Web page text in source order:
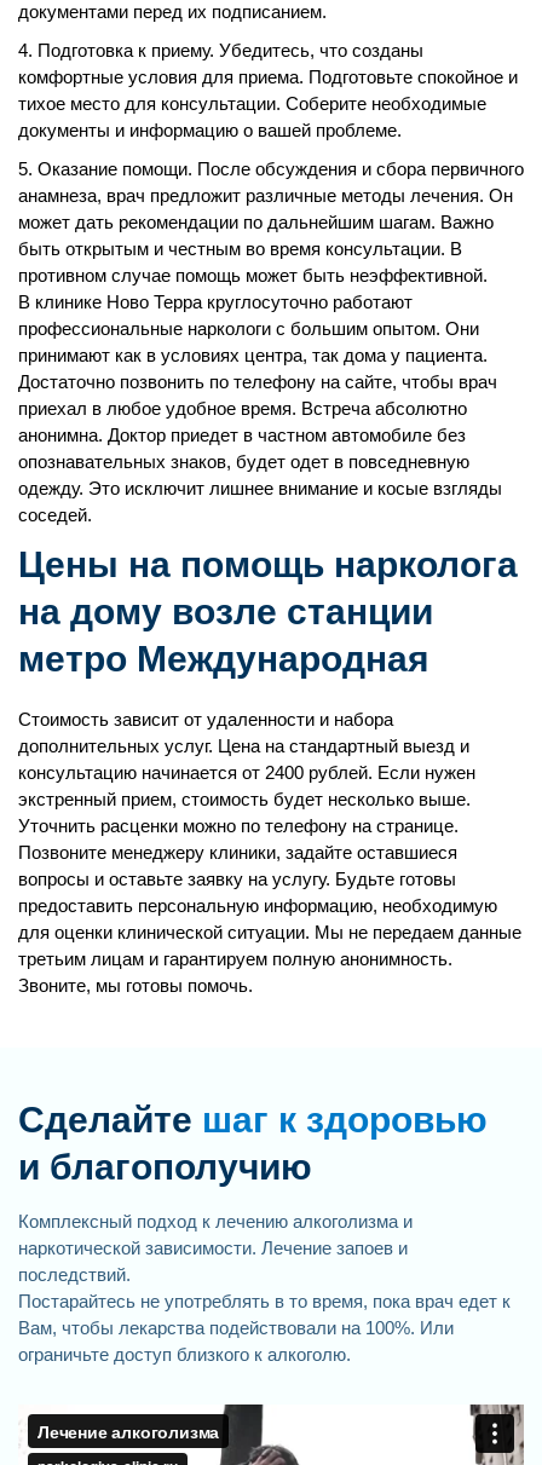
документами перед их подписанием.
Подготовка к приему. Убедитесь, что созданы
комфортные условия для приема. Подготовьте спокойное и
тихое место для консультации. Соберите необходимые
документы и информацию о вашей проблеме.
Оказание помощи. После обсуждения и сбора первичного
анамнеза, врач предложит различные методы лечения. Он
может дать рекомендации по дальнейшим шагам. Важно
быть открытым и честным во время консультации. В
противном случае помощь может быть неэффективной.
В клинике Ново Терра круглосуточно работают
профессиональные наркологи с большим опытом. Они
принимают как в условиях центра, так дома у пациента.
Достаточно позвонить по телефону на сайте, чтобы врач
приехал в любое удобное время. Встреча абсолютно
анонимна. Доктор приедет в частном автомобиле без
опознавательных знаков, будет одет в повседневную
одежду. Это исключит лишнее внимание и косые взгляды
соседей.
Цены на помощь нарколога
на дому возле станции
метро Международная
Стоимость зависит от удаленности и набора
дополнительных услуг. Цена на стандартный выезд и
консультацию начинается от 2400 рублей. Если нужен
экстренный прием, стоимость будет несколько выше.
Уточнить расценки можно по телефону на странице.
Позвоните менеджеру клиники, задайте оставшиеся
вопросы и оставьте заявку на услугу. Будьте готовы
предоставить персональную информацию, необходимую
для оценки клинической ситуации. Мы не передаем данные
третьим лицам и гарантируем полную анонимность.
Звоните, мы готовы помочь.
Сделайте шаг к здоровью
и благополучию
Комплексный подход к лечению алкоголизма и
наркотической зависимости. Лечение запоев и
последствий.
Постарайтесь не употреблять в то время, пока врач едет к
Вам, чтобы лекарства подействовали на 100%. Или
ограничьте доступ близкого к алкоголю.